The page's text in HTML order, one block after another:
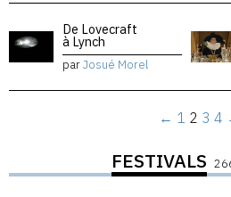
De Lovecraft
à Lynch
parJosué Morel
← 1 2 3 4
FESTIVALS